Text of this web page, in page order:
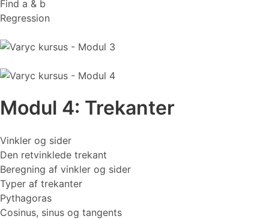
Find a & b
Regression
Modul 4: Trekanter
Vinkler og sider
Den retvinklede trekant
Beregning af vinkler og sider
Typer af trekanter
Pythagoras
Cosinus, sinus og tangents